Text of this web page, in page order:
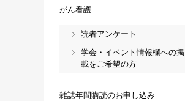
がん看護
読者アンケート
学会・イベント情報欄への掲
載をご希望の方
雑誌年間購読のお申し込み